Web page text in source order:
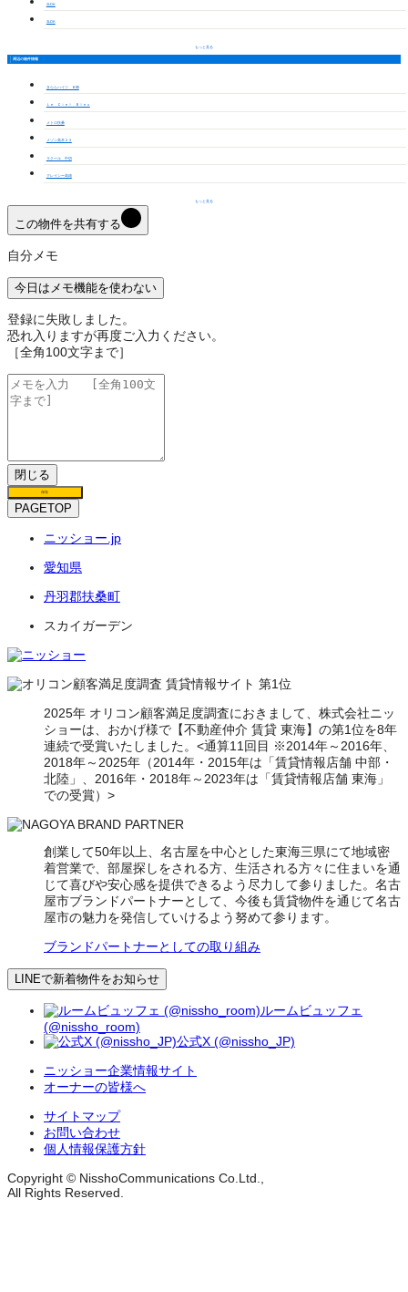
2LDK
3LDK
もっと見る
周辺の物件情報
きららハイツ Ｂ棟
Ｌｅ Ｃｉｅｌ Ｂｌｅｕ
メトロ扶桑
メゾン高木２３
ラクール 中切
グレイシー高雄
もっと見る
この物件を共有する
自分メモ
今日はメモ機能を使わない
登録に失敗しました。
恐れ入りますが再度ご入力ください。
［全角100文字まで］
閉じる
保存
PAGETOP
ニッショー.jp
愛知県
丹羽郡扶桑町
スカイガーデン
2025年 オリコン顧客満足度調査におきまして、株式会社ニッ
ショーは、おかげ様で【不動産仲介 賃貸 東海】の第1位を8年
連続で受賞いたしました。<通算11回目 ※2014年～2016年、
2018年～2025年（2014年・2015年は「賃貸情報店舗 中部・
北陸」、2016年・2018年～2023年は「賃貸情報店舗 東海」
での受賞）>
創業して50年以上、名古屋を中心とした東海三県にて地域密
着営業で、部屋探しをされる方、生活される方々に住まいを通
じて喜びや安心感を提供できるよう尽力して参りました。名古
屋市ブランドパートナーとして、今後も賃貸物件を通じて名古
屋市の魅力を発信していけるよう努めて参ります。
ブランドパートナーとしての取り組み
LINEで新着物件をお知らせ
ルームビュッフェ
(@nissho_room)
公式X (@nissho_JP)
ニッショー企業情報サイト
オーナーの皆様へ
サイトマップ
お問い合わせ
個人情報保護方針
Copyright © NisshoCommunications Co.Ltd.,
All Rights Reserved.